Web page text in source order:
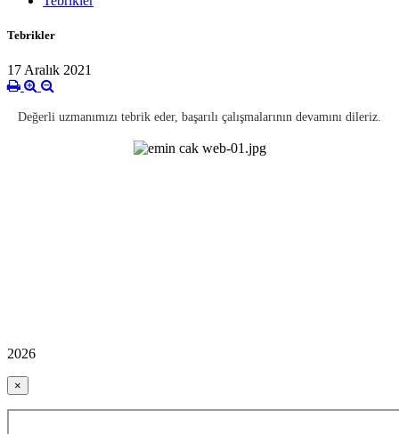
Tebrikler
17 Aralık 2021
Değerli uzmanımızı tebrik eder, başarılı çalışmalarının devamını dileriz.
2026
×